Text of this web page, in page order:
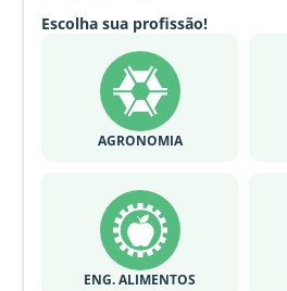
Escolha sua profissão!
AGRONOMIA
ENG. ALIMENTOS